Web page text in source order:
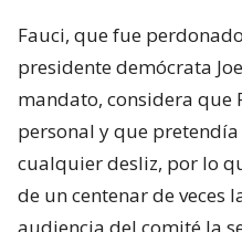
Fauci, que fue
presidente demócrata
mandato, considera que
personal y que
cualquier desliz, por lo
de un centenar de veces